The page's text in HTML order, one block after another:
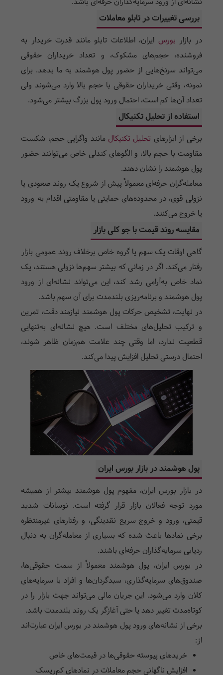
بررسی تغییرات در تابلو معاملات
در بازار بورس ایران، اطلاعات تابلو مانند قدرت خریدار به
فروشنده، حجم‌های مشکوک، و تعداد خریداران حقوقی
می‌تواند سرنخ‌هایی از حضور پول هوشمند به ما بدهد. برای
نمونه، وقتی خریداران حقوقی با حجم بالا وارد می‌شوند ولی
تعداد آن‌ها کم است، احتمال ورود پول بزرگ بیشتر می‌شود.
استفاده از تحلیل تکنیکال
برخی از ابزارهای تحلیل تکنیکال مانند واگرایی حجم، شکست
مقاومت با حجم بالا، و الگوهای کندلی خاص می‌توانند حضور
پول هوشمند را نشان دهند.
معامله‌گران حرفه‌ای معمولاً پیش از شروع یک روند صعودی یا
نزولی قوی، در محدوده‌های حمایتی یا مقاومتی اقدام به ورود
یا خروج می‌کنند.
مقایسه روند قیمت با جو کلی بازار
گاهی اوقات یک سهم یا گروه خاص برخلاف روند عمومی بازار
رفتار می‌کند. اگر در زمانی که بیشتر سهم‌ها نزولی هستند، یک
نماد خاص به‌آرامی رشد کند، این می‌تواند نشانه‌ای از ورود
پول هوشمند و برنامه‌ریزی بلندمدت برای آن سهم باشد.
در نهایت، تشخیص حرکات پول هوشمند نیازمند دقت، تمرین
و ترکیب تحلیل‌های مختلف است. هیچ نشانه‌ای به‌تنهایی
قطعیت ندارد، اما وقتی چند علامت هم‌زمان ظاهر شوند،
احتمال درستی تحلیل افزایش پیدا می‌کند.
پول هوشمند در بازار بورس ایران
در بازار بورس ایران، مفهوم پول هوشمند بیشتر از همیشه
مورد توجه فعالان بازار قرار گرفته است. نوسانات شدید
قیمتی، ورود و خروج سریع نقدینگی، و رفتارهای غیرمنتظره
برخی نمادها باعث شده که بسیاری از معامله‌گران به دنبال
ردیابی سرمایه‌گذاران حرفه‌ای باشند.
در بورس ایران، پول هوشمند معمولاً از سمت حقوقی‌ها،
صندوق‌های سرمایه‌گذاری، سبدگردان‌ها و افراد با سرمایه‌های
کلان وارد می‌شود. این جریان مالی می‌تواند جهت بازار را در
کوتاه‌مدت تغییر دهد یا حتی آغازگر یک روند بلندمدت باشد.
برخی از نشانه‌های ورود پول هوشمند در بورس ایران عبارت‌اند
از:
خریدهای پیوسته حقوقی‌ها در قیمت‌های خاص
افزایش ناگهانی حجم معاملات در نمادهای کم‌ریسک